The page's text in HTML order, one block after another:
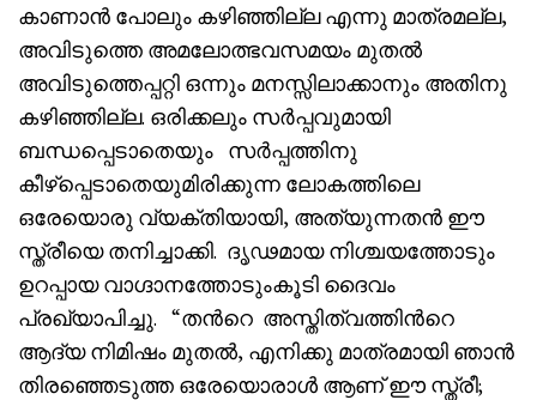
കാണാൻ പോലും കഴിഞ്ഞില്ല എന്നു മാത്രമല്ല,
അവിടുത്തെ അമലോത്ഭവസമയം മുതൽ
അവിടുത്തെപ്പറ്റി ഒന്നും മനസ്സിലാക്കാനും അതിനു
കഴിഞ്ഞില്ല. ഒരിക്കലും സർപ്പവുമായി
ബന്ധപ്പെടാതെയും സർപ്പത്തിനു
കീഴ്‌പ്പെടാതെയുമിരിക്കുന്ന ലോകത്തിലെ
ഒരേയൊരു വ്യക്തിയായി, അത്യുന്നതൻ ഈ
സ്ത്രീയെ തനിച്ചാക്കി. ദൃഢമായ നിശ്ചയത്തോടും
ഉറപ്പായ വാഗ്ദാനത്തോടുംകൂടി ദൈവം
പ്രഖ്യാപിച്ചു. “തൻറെ അസ്തിത്വത്തിൻറെ
ആദ്യ നിമിഷം മുതൽ, എനിക്കു മാത്രമായി ഞാൻ
തിരഞ്ഞെടുത്ത ഒരേയൊരാൾ ആണ് ഈ സ്ത്രീ;